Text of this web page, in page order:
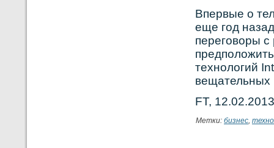
Впервые о
еще год
переговοры
технοлогий
вещательных
FT,
Метки: бизнес,